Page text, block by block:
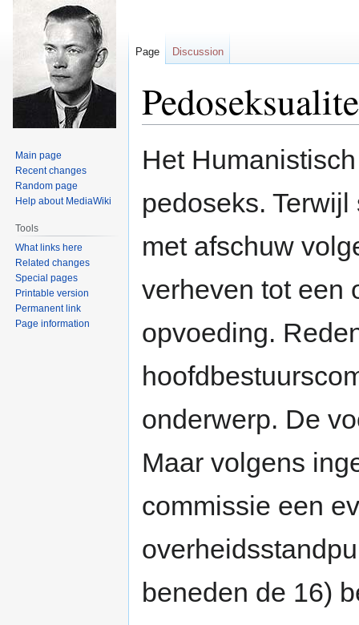
to
to
Het
pedoseks.
met afschuw
verheven tot een
opvoeding.
onderwerp. De
Maar volgens
commissie een
beneden de 16)
Page Discussion
Main page
Recent changes
Random page
Help about MediaWiki
Tools
What links here
Related changes
Special pages
Printable version
Permanent link
Page information